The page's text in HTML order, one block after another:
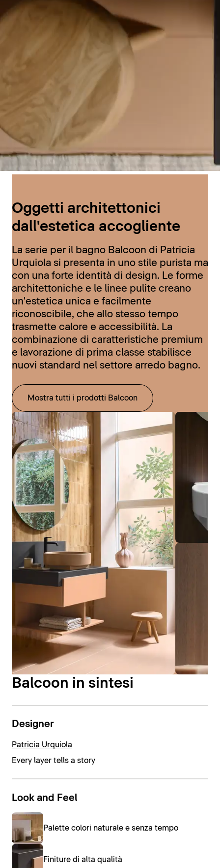
Oggetti architettonici
dall'estetica accogliente
La serie per il bagno Balcoon di Patricia
Urquiola si presenta in uno stile purista ma
con una forte identità di design. Le forme
architettoniche e le linee pulite creano
un'estetica unica e facilmente
riconoscibile, che allo stesso tempo
trasmette calore e accessibilità. La
combinazione di caratteristiche premium
e lavorazione di prima classe stabilisce
nuovi standard nel settore arredo bagno.
Mostra tutti i prodotti Balcoon
Balcoon in sintesi
Designer
Patricia Urquiola
Every layer tells a story
Look and Feel
Palette colori naturale e senza tempo
Finiture di alta qualità